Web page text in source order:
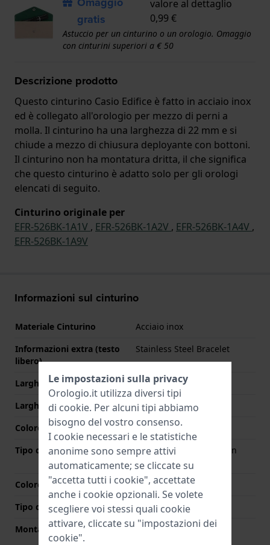
gratis
valore al dettaglio
0,99 €
Astuccio per un cinturino o un orologio. Omaggio
con cinturini superiori a € 50
Descrizione prodotto
Questo cinturino Casio Edifice è fatto in acciaio inox
ed è collegato all'orologio per mezzo di perni a
molla. Il cinturino ha una larghezza di 22 mm e si
chiude a mezzo di chiusura deployante con bottoni.
Il cinturino non ha montatura dritta, il che significa
che questo cinturino è adatto solo per gli orologi
elencati di seguito.
Cinturino originale per
EFR-526BK-1A1V , EFR-526BK-1A2V , EFR-526BK-1A4V ,
EFR-526BK-1A9V
Informazioni sul cinturino
Materiale Cinturino
Acciaio inox
Informazioni extra (testo
libero)
Stainless Steel Bracelet
Larghezza cinturino
22 mm
Larghezza tra Anse
22 mm
Colore cinturino
Nero
Tipo di chiusura
Chiusura deployante con
bottoni
Colore Chiusura
Nero
Tipo di montatura
Perni a molla
Montatura dritta
No
Le impostazioni sulla privacy
Orologio.it utilizza diversi tipi
di cookie. Per alcuni tipi abbiamo
bisogno del vostro consenso.
I cookie necessari e le statistiche
anonime sono sempre attivi
automaticamente; se cliccate su
"accetta tutti i cookie", accettate
anche i cookie opzionali. Se volete
scegliere voi stessi quali cookie
attivare, cliccate su "impostazioni dei
cookie".